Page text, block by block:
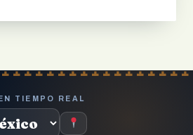
TIEMPO REAL